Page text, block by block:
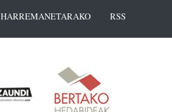
HARREMANETARAKO RSS